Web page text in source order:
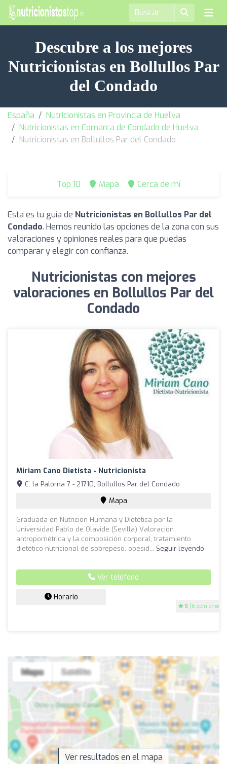
Descubre a los mejores
Nutricionistas en Bollullos Par
del Condado
España
Nutricionistas en Provincia de Huelva
Nutricionistas en Comarca de Condado de Huelva
Nutricionistas en Bollullos Par del Condado
Top 10 Mapa Cerca de mí
Esta es tu guía de Nutricionistas en Bollullos Par del
Condado. Hemos reunido las opciones de la zona con sus
valoraciones y opiniones reales para que puedas
comparar y elegir con confianza.
Nutricionistas con mejores
valoraciones en Bollullos Par del
Condado
Miriam Cano Dietista - Nutricionista
5 (6 opiniones)
C. la Paloma 7 - 21710, Bollullos Par del Condado
Mapa
Graduada en Nutrición Humana y Dietética por la
Universidad Pablo de Olavide (Sevilla) Valoración
antropométrica y la composición corporal, tratamiento
dietético-nutricional de sobrepeso, obesid... Seguir leyendo
Ver teléfono
Horario
Ver resultados en el mapa